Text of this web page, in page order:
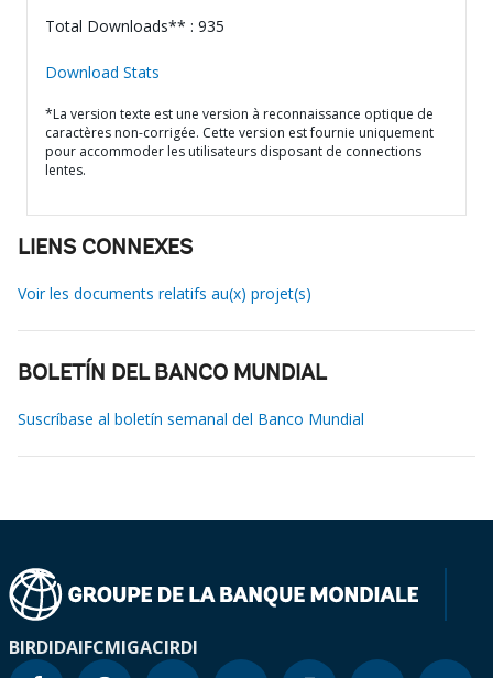
Total Downloads** : 935
Download Stats
*La version texte est une version à reconnaissance optique de
caractères non-corrigée. Cette version est fournie uniquement
pour accommoder les utilisateurs disposant de connections
lentes.
LIENS CONNEXES
Voir les documents relatifs au(x) projet(s)
BOLETÍN DEL BANCO MUNDIAL
Suscríbase al boletín semanal del Banco Mundial
BIRDIDAIFCMIGACIRDI